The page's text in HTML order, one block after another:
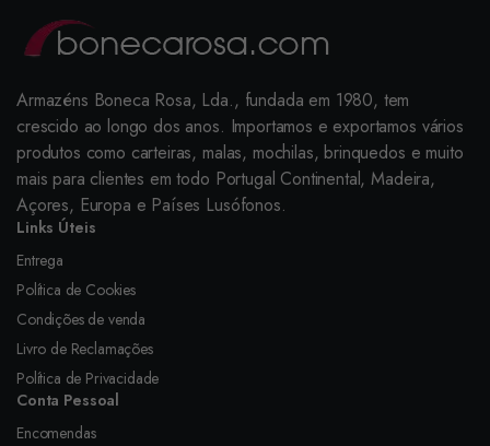
Armazéns Boneca Rosa, Lda., fundada em 1980, tem
crescido ao longo dos anos. Importamos e exportamos vários
produtos como carteiras, malas, mochilas, brinquedos e muito
mais para clientes em todo Portugal Continental, Madeira,
Açores, Europa e Países Lusófonos.
Links Úteis
Entrega
Política de Cookies
Condições de venda
Livro de Reclamações
Política de Privacidade
Conta Pessoal
Encomendas